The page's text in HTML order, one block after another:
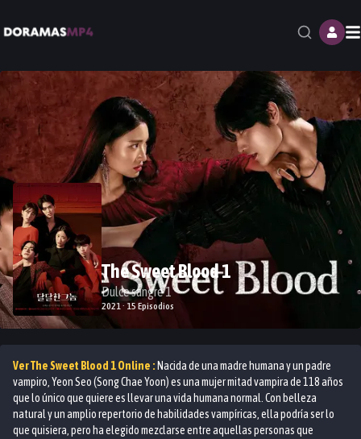
The Sweet Blood 1
Dulce sangre 1
2021 · 15 Episodios
VerThe Sweet Blood 1Online : Nacida de una madre humana y un padre
vampiro, Yeon Seo (Song Chae Yoon) es una mujer mitad vampira de 118 años
que lo único que quiere es llevar una vida humana normal. Con belleza
natural y un amplio repertorio de habilidades vampíricas, ella podría ser lo
que quisiera, pero ha elegido mezclarse entre aquellas personas que